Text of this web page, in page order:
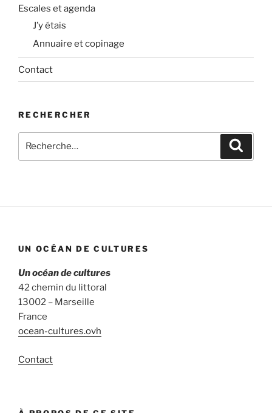
Escales et agenda
J’y étais
Annuaire et copinage
Contact
RECHERCHER
pour
UN OCÉAN DE CULTURES
Un océan de cultures
42 chemin du littoral
13002 – Marseille
France
ocean-cultures.ovh
Contact